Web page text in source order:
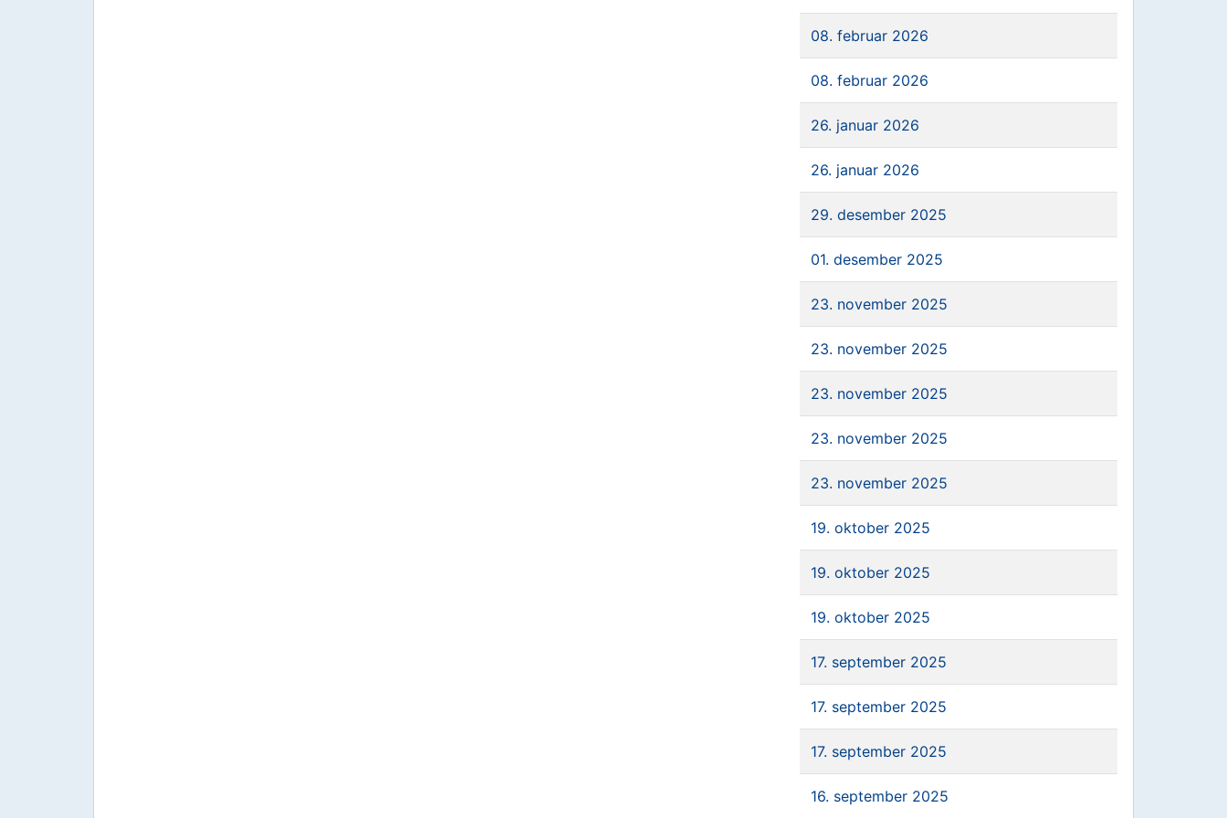
08. februar 2026
08. februar 2026
26. januar 2026
26. januar 2026
29. desember 2025
01. desember 2025
23. november 2025
23. november 2025
23. november 2025
23. november 2025
23. november 2025
19. oktober 2025
19. oktober 2025
19. oktober 2025
17. september 2025
17. september 2025
17. september 2025
16. september 2025